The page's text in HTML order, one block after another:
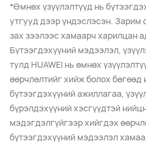
*Өмнөх үзүүлэлтүүд нь
утгууд дээр үндэслэсэн. Зарим
зах зээлээс хамаарч харилцан
Бүтээгдэхүүний мэдээлэл,
тулд HUAWEI нь өмнөх
өөрчлөлтийг хийж болох бөгөөд
бүтээгдэхүүний ажиллагаа,
бүрэлдэхүүний хэсгүүдтэй
мэдэгдэлгүйгээр хийгдэх
бүтээгдэхүүний мэдээлэл